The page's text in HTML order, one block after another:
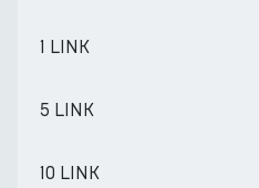
1 LINK
5 LINK
10 LINK